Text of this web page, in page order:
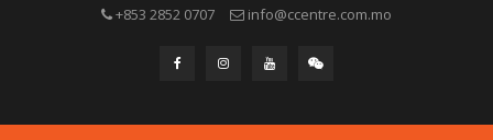
+853 2852 0707
info@ccentre.com.mo